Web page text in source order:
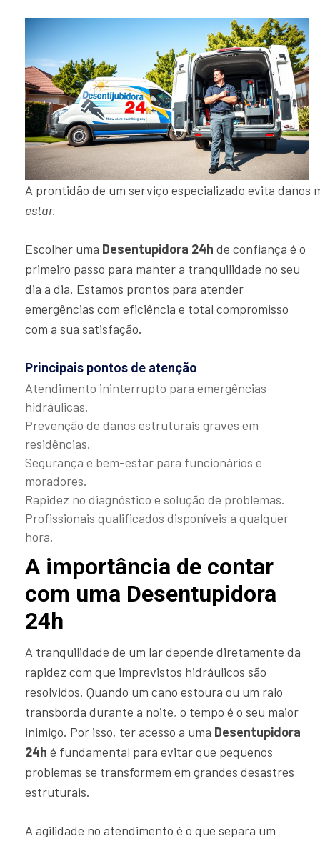
A prontidão de um serviço especializado evita
estar.
Escolher uma Desentupidora 24h de confiança é o
primeiro passo para manter a tranquilidade no seu
dia a dia. Estamos prontos para atender
emergências com eficiência e total compromisso
com a sua satisfação.
Principais pontos de atenção
Atendimento ininterrupto para emergências
hidráulicas.
Prevenção de danos estruturais graves em
residências.
Segurança e bem-estar para funcionários e
moradores.
Rapidez no diagnóstico e solução de problemas.
Profissionais qualificados disponíveis a qualquer
hora.
A importância de contar
com uma Desentupidora
24h
A tranquilidade de um lar depende diretamente da
rapidez com que imprevistos hidráulicos são
resolvidos. Quando um cano estoura ou um ralo
transborda durante a noite, o tempo é o seu maior
inimigo. Por isso, ter acesso a uma Desentupidora
24h é fundamental para evitar que pequenos
problemas se transformem em grandes desastres
estruturais.
A agilidade no atendimento é o que separa um